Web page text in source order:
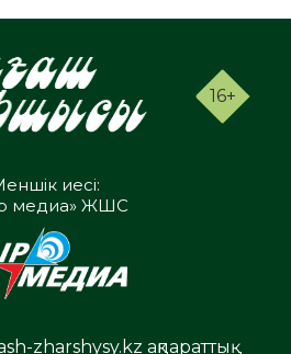
16+
иесі:
медиа» ЖШС
zharshysy.kz ақпараттық